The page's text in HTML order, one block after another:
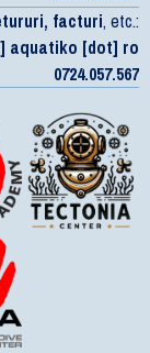
facturi, etc.:
aquatiko [dot] ro
0724.057.567